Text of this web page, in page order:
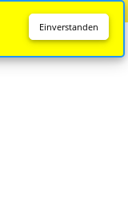
Einverstanden